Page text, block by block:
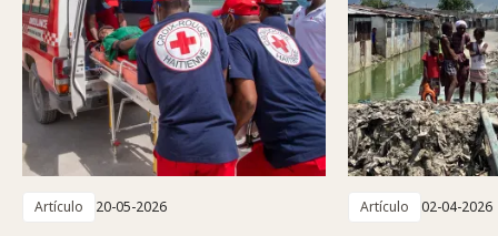
Artículo 20-05-2026 Artículo 02-04-2026